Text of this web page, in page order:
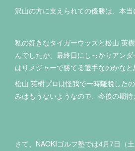
沢山の方に支えられての優勝は、本
私の好きなタイガーウッズと松山 英
んでしたが、最終日にしっかりアン
はりメジャーで勝てる選手なのかな
松山 英樹プロは怪我で一時離脱した
みはもうないようなので、今後の期待
さて、NAOKIゴルフ塾では4月7日（